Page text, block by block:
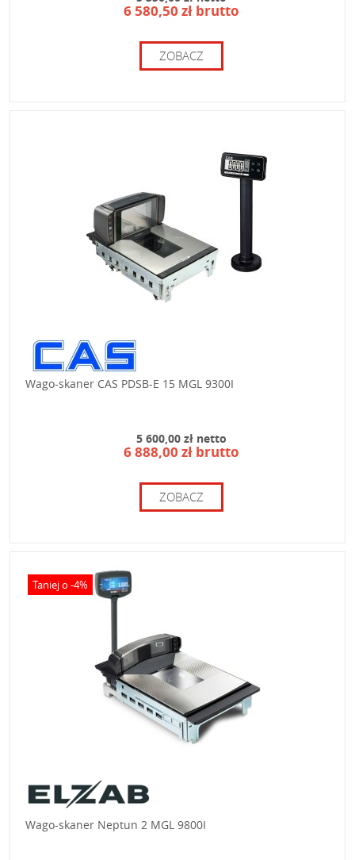
6 580,50 zł brutto
ZOBACZ
Wago-skaner CAS PDSB-E 15 MGL 9300I
5 600,00 zł netto
6 888,00 zł brutto
ZOBACZ
Taniej o -4%
Wago-skaner Neptun 2 MGL 9800I